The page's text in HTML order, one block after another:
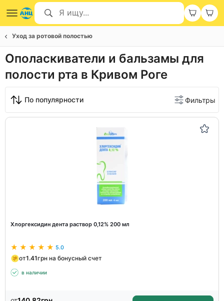
Уход за ротовой полостью
Ополаскиватели и бальзамы для
полости рта в Кривом Роге
По популярности Фильтры
Хлоргексидин дента раствор 0,12% 200 мл
5.0
от1.41грн на бонусный счет
в наличии